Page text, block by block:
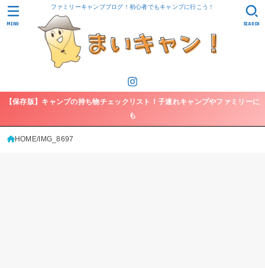
ファミリーキャンプブログ！初心者でもキャンプに行こう！
SEARCH
MENU
【保存版】キャンプの持ち物チェックリスト！子連れキャンプやファミリーに
も
HOME IMG_8697